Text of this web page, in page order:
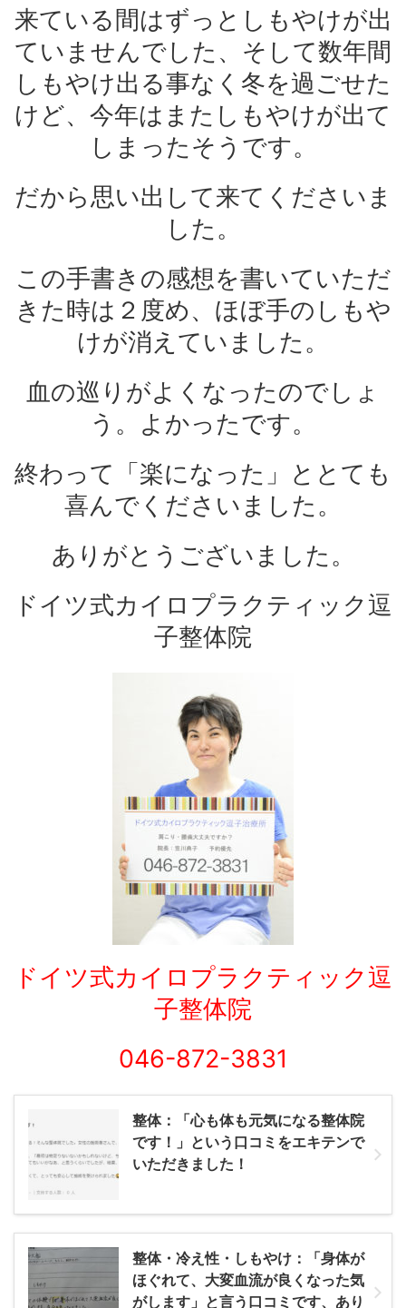
来ている間はずっとしもやけが出
ていませんでした、そして数年間
しもやけ出る事なく冬を過ごせた
けど、今年はまたしもやけが出て
しまったそうです。
だから思い出して来てくださいま
した。
この手書きの感想を書いていただ
きた時は２度め、ほぼ手のしもや
けが消えていました。
血の巡りがよくなったのでしょ
う。よかったです。
終わって「楽になった」ととても
喜んでくださいました。
ありがとうございました。
ドイツ式カイロプラクティック逗
子整体院
ドイツ式カイロプラクティック逗
子整体院
046-872-3831
整体：「心も体も元気になる整体院
です！」という口コミをエキテンで
いただきました！
整体・冷え性・しもやけ：「身体が
ほぐれて、大変血流が良くなった気
がします」と言う口コミです、あり